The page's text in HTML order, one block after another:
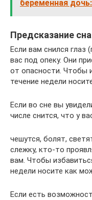
беременная
Предсказание
Если вам снился глаз
вас под опеку. Они
от опасности. Чтобы
течение недели
Если во сне вы
числе снится, что у
чешутся, болят,
слежку, кто-то
вам. Чтобы
недели носите как
Если есть